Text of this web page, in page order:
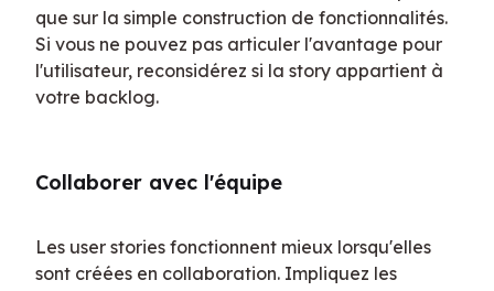
que sur la simple construction de fonctionnalités.
Si vous ne pouvez pas articuler l'avantage pour
l'utilisateur, reconsidérez si la story appartient à
votre backlog.
Collaborer avec l'équipe
Les user stories fonctionnent mieux lorsqu'elles
sont créées en collaboration. Impliquez les